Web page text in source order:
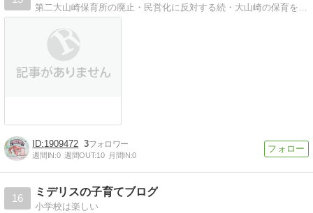
第二大山崎保育所の廃止・民営化に反対する続・大山崎の保育を考える会の取り組みについてご紹介します。
1909472 3
週間IN:0 週間OUT:10 月間IN:0
16
ミデリスの子育てブログ
小学校は楽しい